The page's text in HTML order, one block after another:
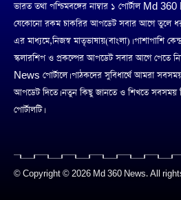
ভারত তথা পশ্চিমবঙ্গের নাম্বার ১ পোর্টাল Md
যেকোনো রকম চাকরির আপডেট সবার আগে তুলে
এর মাধ্যমে,নিজস্ব মাতৃভাষায়(বাংলা)। পাশাপাশি
স্কলারশিপ ও প্রকল্পের আপডেট সবার আগে পেতে
News পোর্টালে। পাঠকদের সুবিধার্থে আমরা
আপডেট দিতে। নতুন কিছু জানতে ও শিখতে
পোর্টালটি।
© Copyright © 2026 Md 360 News. All